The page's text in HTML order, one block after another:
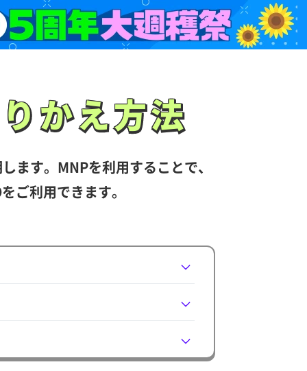
かえ方法
かえ方法
ます。 MNPを利用することで、
ご利用できます。